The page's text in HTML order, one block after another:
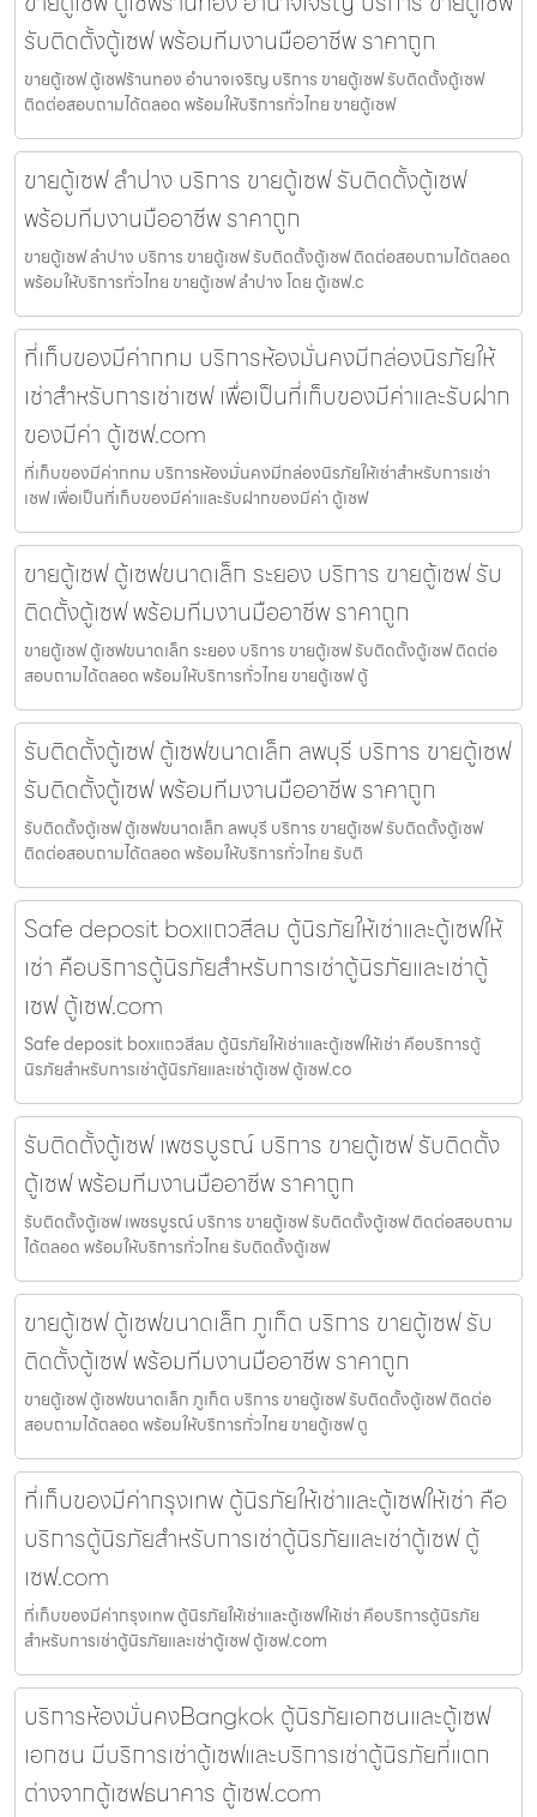
รับติดตั้งตู้เซฟ พร้อมทีมงานมืออาชีพ ราคาถูก
ขายตู้เซฟ ตู้เซฟร้านทอง อำนาจเจริญ บริการ ขายตู้เซฟ รับติดตั้งตู้เซฟ
ติดต่อสอบถามได้ตลอด พร้อมให้บริการทั่วไทย ขายตู้เซฟ
ขายตู้เซฟ ลำปาง บริการ ขายตู้เซฟ รับติดตั้งตู้เซฟ
พร้อมทีมงานมืออาชีพ ราคาถูก
ขายตู้เซฟ ลำปาง บริการ ขายตู้เซฟ รับติดตั้งตู้เซฟ ติดต่อสอบถามได้ตลอด
พร้อมให้บริการทั่วไทย ขายตู้เซฟ ลำปาง โดย ตู้เซฟ.c
ที่เก็บของมีค่ากทม บริการห้องมั่นคงมีกล่องนิรภัยให้
เช่าสำหรับการเช่าเซฟ เพื่อเป็นที่เก็บของมีค่าและรับฝาก
ของมีค่า ตู้เซฟ.com
ที่เก็บของมีค่ากทม บริการห้องมั่นคงมีกล่องนิรภัยให้เช่าสำหรับการเช่า
เซฟ เพื่อเป็นที่เก็บของมีค่าและรับฝากของมีค่า ตู้เซฟ
ขายตู้เซฟ ตู้เซฟขนาดเล็ก ระยอง บริการ ขายตู้เซฟ รับ
ติดตั้งตู้เซฟ พร้อมทีมงานมืออาชีพ ราคาถูก
ขายตู้เซฟ ตู้เซฟขนาดเล็ก ระยอง บริการ ขายตู้เซฟ รับติดตั้งตู้เซฟ ติดต่อ
สอบถามได้ตลอด พร้อมให้บริการทั่วไทย ขายตู้เซฟ ตู้
รับติดตั้งตู้เซฟ ตู้เซฟขนาดเล็ก ลพบุรี บริการ ขายตู้เซฟ
รับติดตั้งตู้เซฟ พร้อมทีมงานมืออาชีพ ราคาถูก
รับติดตั้งตู้เซฟ ตู้เซฟขนาดเล็ก ลพบุรี บริการ ขายตู้เซฟ รับติดตั้งตู้เซฟ
ติดต่อสอบถามได้ตลอด พร้อมให้บริการทั่วไทย รับติ
Safe deposit boxแถวสีลม ตู้นิรภัยให้เช่าและตู้เซฟให้
เช่า คือบริการตู้นิรภัยสำหรับการเช่าตู้นิรภัยและเช่าตู้
เซฟ ตู้เซฟ.com
Safe deposit boxแถวสีลม ตู้นิรภัยให้เช่าและตู้เซฟให้เช่า คือบริการตู้
นิรภัยสำหรับการเช่าตู้นิรภัยและเช่าตู้เซฟ ตู้เซฟ.co
รับติดตั้งตู้เซฟ เพชรบูรณ์ บริการ ขายตู้เซฟ รับติดตั้ง
ตู้เซฟ พร้อมทีมงานมืออาชีพ ราคาถูก
รับติดตั้งตู้เซฟ เพชรบูรณ์ บริการ ขายตู้เซฟ รับติดตั้งตู้เซฟ ติดต่อสอบถาม
ได้ตลอด พร้อมให้บริการทั่วไทย รับติดตั้งตู้เซฟ
ขายตู้เซฟ ตู้เซฟขนาดเล็ก ภูเก็ต บริการ ขายตู้เซฟ รับ
ติดตั้งตู้เซฟ พร้อมทีมงานมืออาชีพ ราคาถูก
ขายตู้เซฟ ตู้เซฟขนาดเล็ก ภูเก็ต บริการ ขายตู้เซฟ รับติดตั้งตู้เซฟ ติดต่อ
สอบถามได้ตลอด พร้อมให้บริการทั่วไทย ขายตู้เซฟ ตู
ที่เก็บของมีค่ากรุงเทพ ตู้นิรภัยให้เช่าและตู้เซฟให้เช่า คือ
บริการตู้นิรภัยสำหรับการเช่าตู้นิรภัยและเช่าตู้เซฟ ตู้
เซฟ.com
ที่เก็บของมีค่ากรุงเทพ ตู้นิรภัยให้เช่าและตู้เซฟให้เช่า คือบริการตู้นิรภัย
สำหรับการเช่าตู้นิรภัยและเช่าตู้เซฟ ตู้เซฟ.com
บริการห้องมั่นคงBangkok ตู้นิรภัยเอกชนและตู้เซฟ
เอกชน มีบริการเช่าตู้เซฟและบริการเช่าตู้นิรภัยที่แตก
ต่างจากตู้เซฟธนาคาร ตู้เซฟ.com